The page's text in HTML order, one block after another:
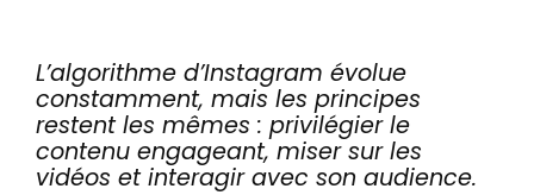
L’algorithme d’Instagram évolue
constamment, mais les principes
restent les mêmes : privilégier le
contenu engageant, miser sur les
vidéos et interagir avec son audience.